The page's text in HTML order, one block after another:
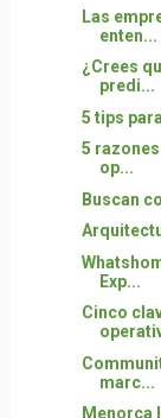
Las
enten...
¿Crees
predi...
5 tips
5
op...
Buscan
Exp...
Cinco
marc...
Menorca